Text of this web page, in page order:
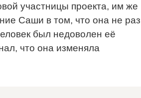
участницы проекта, им же
Саши в том, что она не раз
был недоволен её
что она изменяла